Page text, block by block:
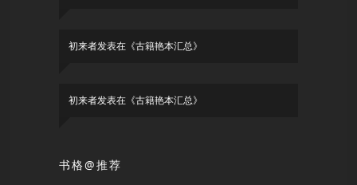
初来者发表在《古籍艳本汇总》
初来者发表在《古籍艳本汇总》
书格@推荐